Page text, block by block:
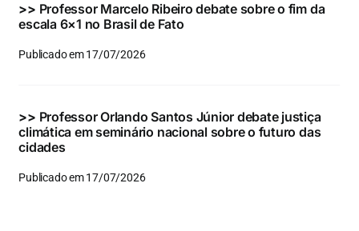
>> Professor Marcelo Ribeiro debate sobre o fim da
escala 6×1 no Brasil de Fato
Publicado em 17/07/2026
>> Professor Orlando Santos Júnior debate justiça
climática em seminário nacional sobre o futuro das
cidades
Publicado em 17/07/2026